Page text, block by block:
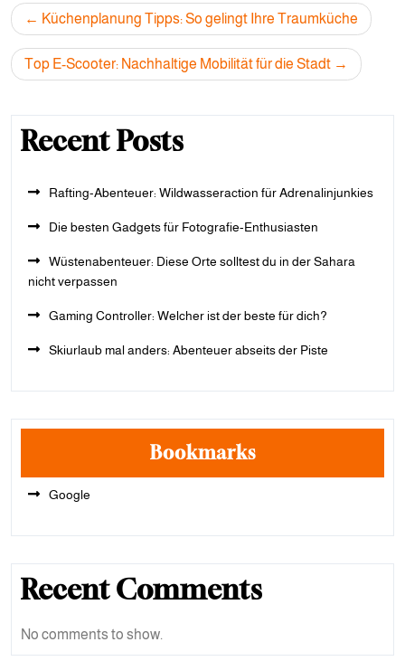
Post
navigation
Küchenplanung Tipps: So gelingt Ihre Traumküche
Top E-Scooter: Nachhaltige Mobilität für die Stadt
Recent Posts
Rafting-Abenteuer: Wildwasseraction für Adrenalinjunkies
Die besten Gadgets für Fotografie-Enthusiasten
Wüstenabenteuer: Diese Orte solltest du in der Sahara
nicht verpassen
Gaming Controller: Welcher ist der beste für dich?
Skiurlaub mal anders: Abenteuer abseits der Piste
Bookmarks
Google
Recent Comments
No comments to show.